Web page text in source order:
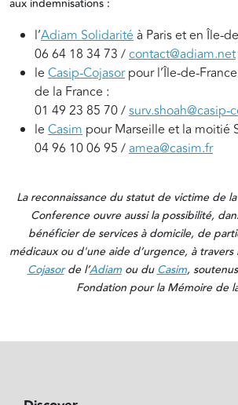
aux indemnisations :
l’Adiam Solidarité à Paris et en Île-
06 64 18 34 73 /contact@adiam.net
le Casip-Cojasorpour l’Île-de-
de la France :
01 49 23 85 70 /surv.shoah@casip-
le Casim pour Marseille et la moitié
04 96 10 06 95 /amea@casim.fr
La reconnaissance du statut de victime de
Conference ouvre aussi la possibilité,
bénéficier de services à domicile, de
médicaux ou d'une aide d’urgence, à travers
Cojasorde l’Adiamou duCasim,
Fondation pour la Mémoire de